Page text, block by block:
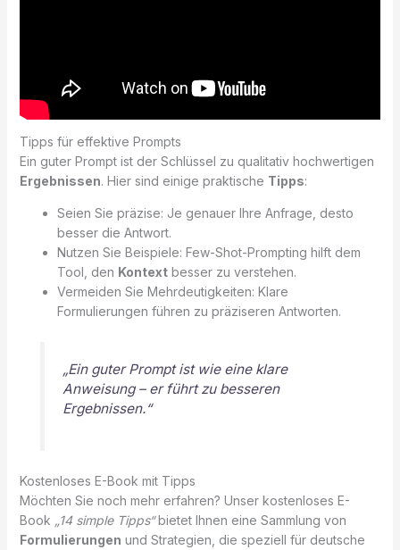
Tipps für effektive Prompts
Ein guter Prompt ist der Schlüssel zu qualitativ hochwertigen
Ergebnissen. Hier sind einige praktische Tipps:
Seien Sie präzise: Je genauer Ihre Anfrage, desto
besser die Antwort.
Nutzen Sie Beispiele: Few-Shot-Prompting hilft dem
Tool, den Kontextbesser zu verstehen.
Vermeiden Sie Mehrdeutigkeiten: Klare
Formulierungen führen zu präziseren Antworten.
„Ein guter Prompt ist wie eine klare
Anweisung – er führt zu besseren
Ergebnissen.“
Kostenloses E-Book mit Tipps
Möchten Sie noch mehr erfahren? Unser kostenloses E-
Book „14 simple Tipps“bietet Ihnen eine Sammlung von
Formulierungen und Strategien, die speziell für deutsche